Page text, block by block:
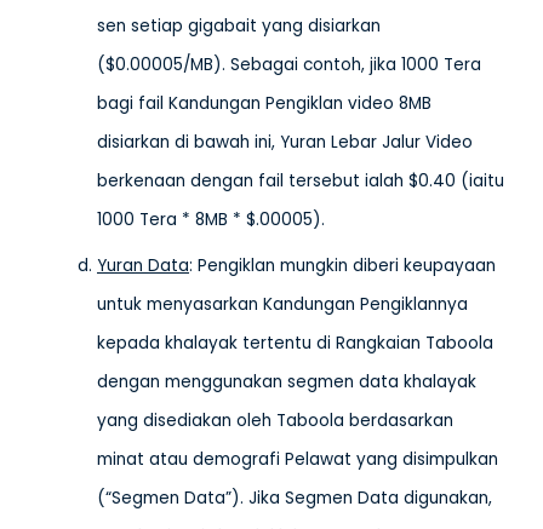
sen setiap gigabait yang disiarkan
($0.00005/MB). Sebagai contoh, jika 1000 Tera
bagi fail Kandungan Pengiklan video 8MB
disiarkan di bawah ini, Yuran Lebar Jalur Video
berkenaan dengan fail tersebut ialah $0.40 (iaitu
1000 Tera * 8MB * $.00005).
Yuran Data: Pengiklan mungkin diberi keupayaan
untuk menyasarkan Kandungan Pengiklannya
kepada khalayak tertentu di Rangkaian Taboola
dengan menggunakan segmen data khalayak
yang disediakan oleh Taboola berdasarkan
minat atau demografi Pelawat yang disimpulkan
(“Segmen Data”). Jika Segmen Data digunakan,